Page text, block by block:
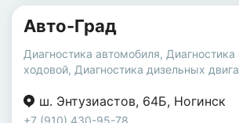
Авто-Град
Диагностика автомобиля, Диагностика
ходовой, Диагностика дизельных
ш. Энтузиастов, 64Б, Ногинск
+7 (910) 430-95-78